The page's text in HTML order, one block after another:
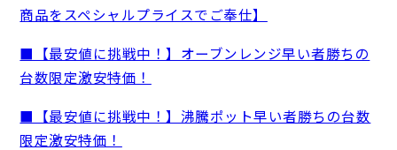
商品をスペシャルプライスでご奉仕】
■【最安値に挑戦中！】オーブンレンジ早い者勝ちの
台数限定激安特価！
■【最安値に挑戦中！】沸騰ポット早い者勝ちの台数
限定激安特価！